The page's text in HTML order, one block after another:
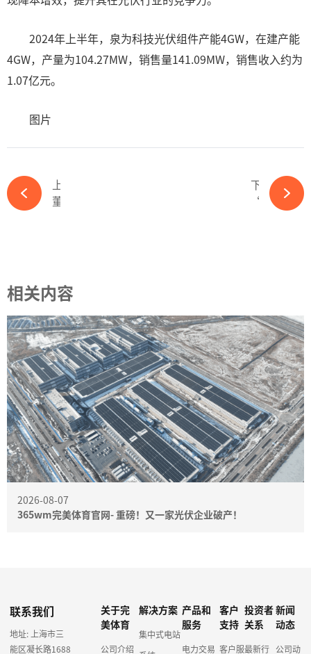
2024年上半年，泉为科技光伏组件产能4GW，在建产能
4GW，产量为104.27MW，销售量141.09MW，销售收入约为
1.07亿元。
图片
下一篇
“内卷外化、亏钱挨骂”，光伏行业离春天还有多远？-365wm完美体育官网
相关内容
2026-08-07
365wm完美体育官网- 重磅！又一家光伏企业破产！
联系我们
地址: 上海市三
能区凝长路1688
关于完
美体育
公司介绍
解决方案
集中式电站
产品和
服务
电力交易
客户
支持
客户服
投资者
关系
最新行
新闻
动态
公司动